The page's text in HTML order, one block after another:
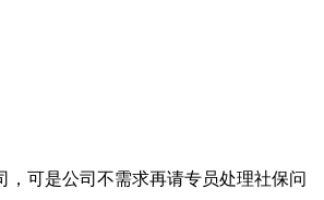
可是公司不需求再请专员处理社保问